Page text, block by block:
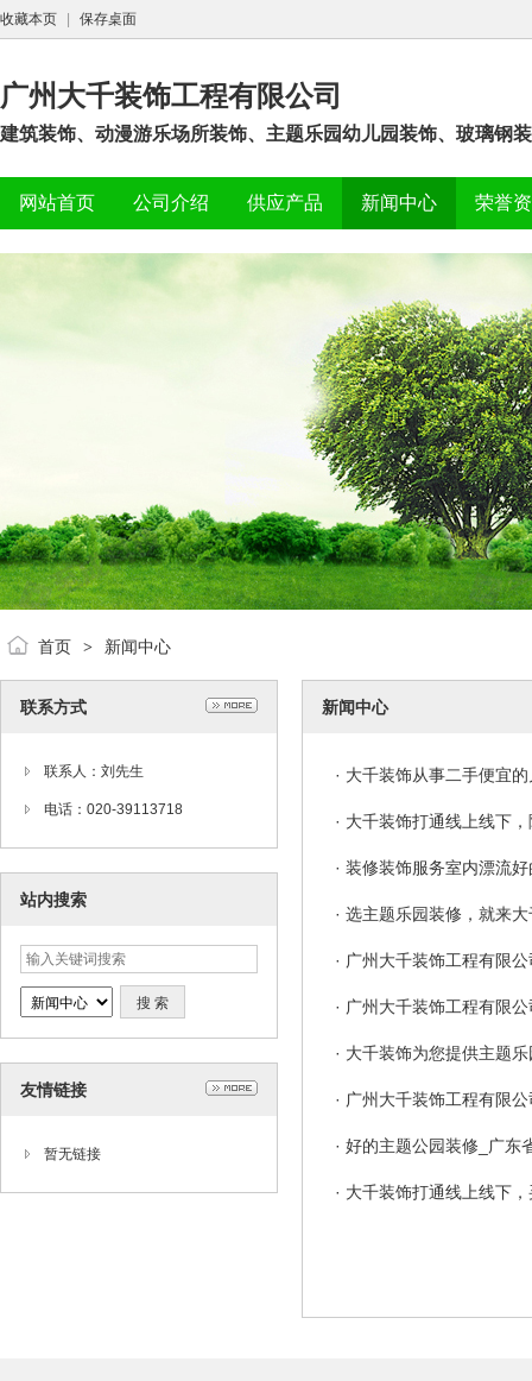
收藏本页 保存桌面
广州大千装饰工程有限公司
建筑装饰、动漫游乐场所装饰、主题乐园幼儿园装饰、玻璃钢
网站首页 公司介绍 供应产品 新闻中心 荣誉
首页 > 新闻中心
联系方式
联系人：刘先生
电话：020-39113718
站内搜索
友情链接
暂无链接
新闻中心
· 大千装饰从事二手便宜
· 大千装饰打通线上线下
· 装修装饰服务室内漂流
· 选主题乐园装修，就来
· 广州大千装饰工程有限
· 广州大千装饰工程有限
· 大千装饰为您提供主题
· 广州大千装饰工程有限
· 好的主题公园装修_广东
· 大千装饰打通线上线下